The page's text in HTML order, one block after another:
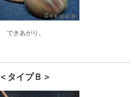
できあがり。
＜タイプＢ＞